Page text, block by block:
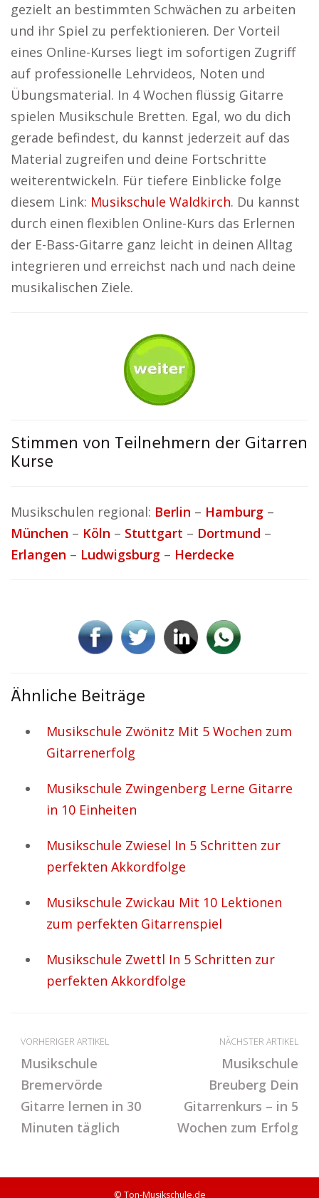
gezielt an bestimmten Schwächen zu arbeiten
und ihr Spiel zu perfektionieren. Der Vorteil
eines Online-Kurses liegt im sofortigen Zugriff
auf professionelle Lehrvideos, Noten und
Übungsmaterial. In 4 Wochen flüssig Gitarre
spielen Musikschule Bretten. Egal, wo du dich
gerade befindest, du kannst jederzeit auf das
Material zugreifen und deine Fortschritte
weiterentwickeln. Für tiefere Einblicke folge
diesem Link: Musikschule Waldkirch. Du kannst
durch einen flexiblen Online-Kurs das Erlernen
der E-Bass-Gitarre ganz leicht in deinen Alltag
integrieren und erreichst nach und nach deine
musikalischen Ziele.
Stimmen von Teilnehmern der Gitarren
Kurse
Musikschulen regional: Berlin – Hamburg –
München – Köln – Stuttgart – Dortmund –
Erlangen – Ludwigsburg – Herdecke
Ähnliche Beiträge
Musikschule Zwönitz Mit 5 Wochen zum
Gitarrenerfolg
Musikschule Zwingenberg Lerne Gitarre
in 10 Einheiten
Musikschule Zwiesel In 5 Schritten zur
perfekten Akkordfolge
Musikschule Zwickau Mit 10 Lektionen
zum perfekten Gitarrenspiel
Musikschule Zwettl In 5 Schritten zur
perfekten Akkordfolge
VORHERIGER ARTIKEL
Musikschule
Bremervörde
Gitarre lernen in 30
Minuten täglich
NÄCHSTER ARTIKEL
Musikschule
Breuberg Dein
Gitarrenkurs – in 5
Wochen zum Erfolg
© Ton-Musikschule.de